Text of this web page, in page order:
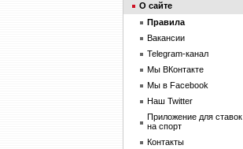
О сайте
Правила
Вакансии
Telegram-канал
Мы ВКонтакте
Мы в Facebook
Наш Twitter
Приложение для ставок
на спорт
Контакты